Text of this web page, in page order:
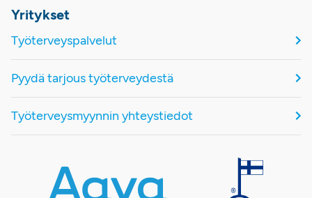
Yritykset
Työterveyspalvelut
Pyydä tarjous työterveydestä
Työterveysmyynnin yhteystiedot